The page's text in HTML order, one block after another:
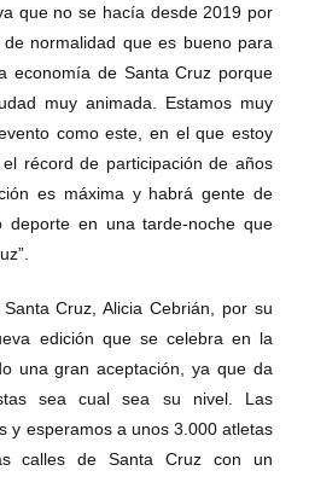
que no se hacía desde 2019 por
normalidad que es bueno para
economía de Santa Cruz porque
muy animada. Estamos muy
como este, en el que estoy
récord de participación de años
es máxima y habrá gente de
deporte en una tarde-noche que
Cruz, Alicia Cebrián, por su
edición que se celebra en la
una gran aceptación, ya que da
sea cual sea su nivel. Las
y esperamos a unos 3.000 atletas
calles de Santa Cruz con un